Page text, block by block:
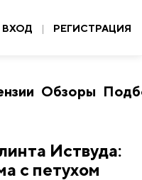
ВХОД | РЕГИСТРАЦИЯ
Обзоры
Иствуда:
с петухом